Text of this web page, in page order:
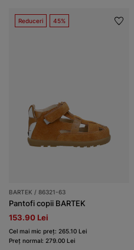
Reduceri 45%
BARTEK / 86321-63
Pantofi copii BARTEK
153.90 Lei
Cel mai mic preț: 265.10 Lei
Preț normal: 279.00 Lei